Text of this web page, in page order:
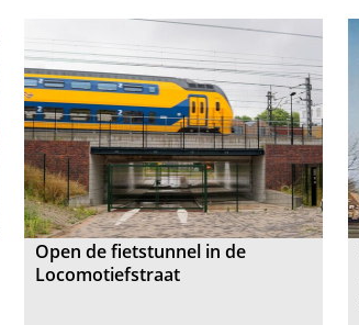
Open de fietstunnel in de
Locomotiefstraat